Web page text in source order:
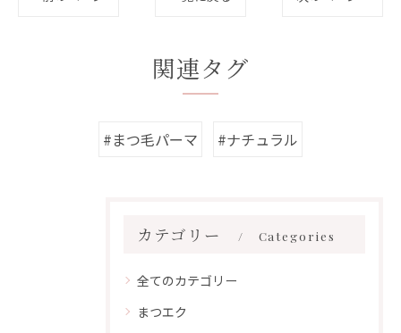
関連タグ
#まつ毛パーマ #ナチュラル
カテゴリー Categories
全てのカテゴリー
まつエク